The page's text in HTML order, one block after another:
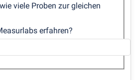
viele Proben zur gleichen
erfahren?